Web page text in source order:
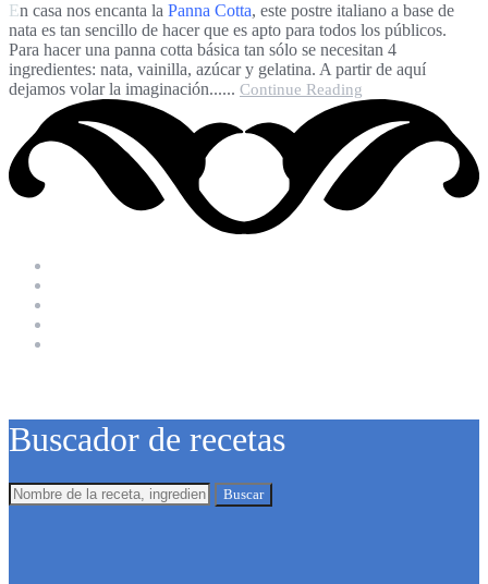
En casa nos encanta la Panna Cotta, este postre italiano a base de
nata es tan sencillo de hacer que es apto para todos los públicos.
Para hacer una panna cotta básica tan sólo se necesitan 4
ingredientes: nata, vainilla, azúcar y gelatina. A partir de aquí
dejamos volar la imaginación...... Continue Reading
Buscador de recetas
Buscar